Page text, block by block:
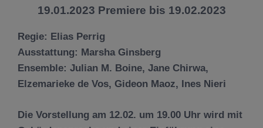
19.01.2023 Premiere bis 19.02.2023
Regie: Elias Perrig
Ausstattung: Marsha Ginsberg
Ensemble: Julian M. Boine, Jane Chirwa,
Elzemarieke de Vos, Gideon Maoz, Ines Nieri
Die Vorstellung am 12.02. um 19.00 Uhr wird mit